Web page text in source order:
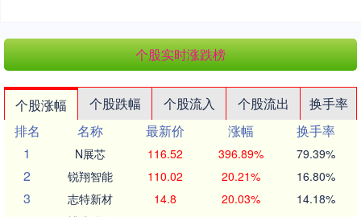
个股实时涨跌榜
个股涨幅 个股跌幅 个股流入 个股流出
换手率
排名
名称 最新价 涨幅
换手率
1
N展芯 116.52 396.89% 79.39%
2 锐翔智能 110.02 20.21% 16.80%
3 志特新材 14.8 20.03% 14.18%